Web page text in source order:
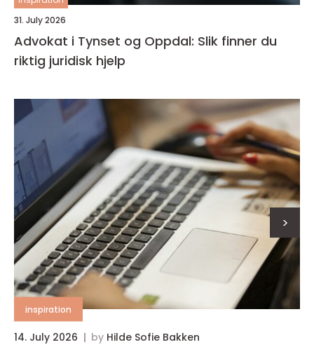
31. July 2026
Advokat i Tynset og Oppdal: Slik finner du
riktig juridisk hjelp
inspiration
14. July 2026 by Hilde Sofie Bakken
>